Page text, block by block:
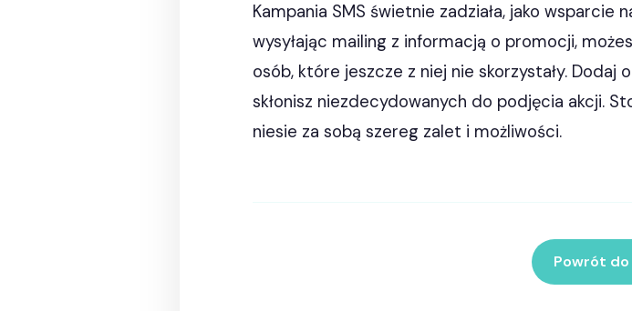
Kampania SMS świetnie zadziała, jako wsparcie
wysyłając mailing z informacją o promocji,
osób, które jeszcze z niej nie skorzystały.
skłonisz niezdecydowanych do podjęcia akcji.
niesie za sobą szereg zalet i możliwości.
Powrót do